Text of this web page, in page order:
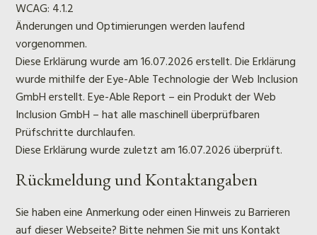
WCAG: 4.1.2
Änderungen und Optimierungen werden laufend
vorgenommen.
Diese Erklärung wurde am 16.07.2026 erstellt. Die Erklärung
wurde mithilfe der Eye-Able Technologie der Web Inclusion
GmbH erstellt. Eye-Able Report – ein Produkt der Web
Inclusion GmbH – hat alle maschinell überprüfbaren
Prüfschritte durchlaufen.
Diese Erklärung wurde zuletzt am 16.07.2026 überprüft.
Rückmeldung und Kontaktangaben
Sie haben eine Anmerkung oder einen Hinweis zu Barrieren